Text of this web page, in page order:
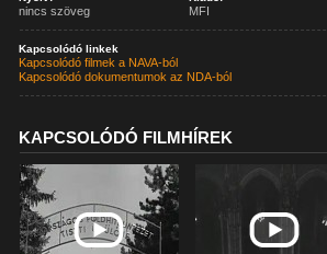
nincs szöveg MFI
Kapcsolódó linkek
Kapcsolódó filmek a NAVA-ból
Kapcsolódó dokumentumok az NDA-ból
KAPCSOLÓDÓ FILMHÍREK